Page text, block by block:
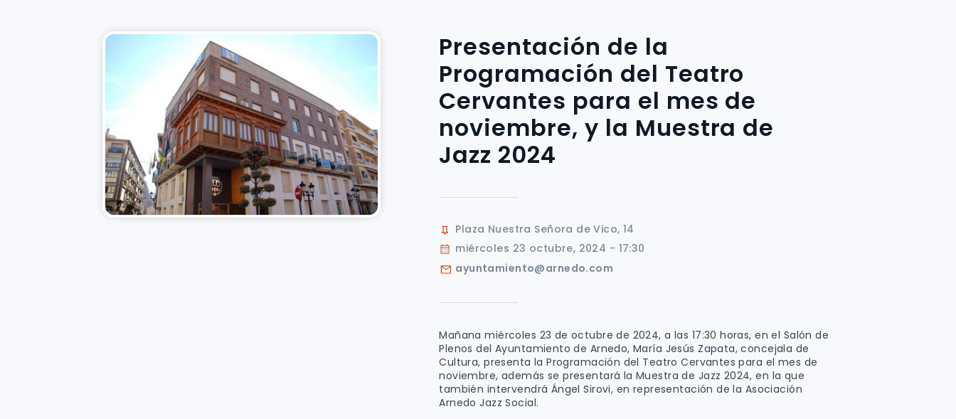
Presentación de la
Programación del Teatro
Cervantes para el mes de
noviembre, y la Muestra de
Jazz 2024
Plaza Nuestra Señora de Vico, 14
miércoles 23 octubre, 2024 - 17:30
ayuntamiento@arnedo.com
Mañana miércoles 23 de octubre de 2024, a las 17:30 horas, en el Salón de
Plenos del Ayuntamiento de Arnedo, María Jesús Zapata, concejala de
Cultura, presenta la Programación del Teatro Cervantes para el mes de
noviembre, además se presentará la Muestra de Jazz 2024, en la que
también intervendrá Ángel Sirovi, en representación de la Asociación
Arnedo Jazz Social.